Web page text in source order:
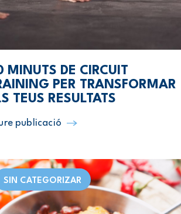
MINUTS DE CIRCUIT
PER TRANSFORMAR
TEUS RESULTATS
publicació
SIN CATEGORIZAR